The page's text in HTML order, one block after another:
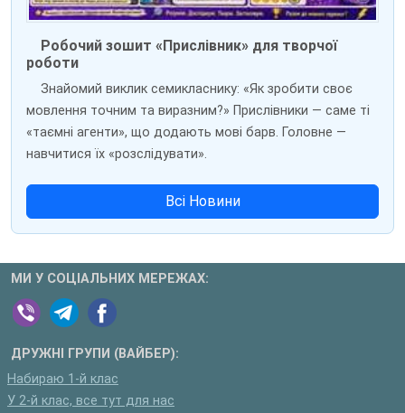
Робочий зошит «Прислівник» для творчої
роботи
Знайомий виклик семикласнику: «Як зробити своє
мовлення точним та виразним?» Прислівники — саме ті
«таємні агенти», що додають мові барв. Головне —
навчитися їх «розслідувати».
Всі Новини
МИ У СОЦІАЛЬНИХ МЕРЕЖАХ:
ДРУЖНІ ГРУПИ (ВАЙБЕР):
Набираю 1-й клас
У 2-й клас, все тут для нас